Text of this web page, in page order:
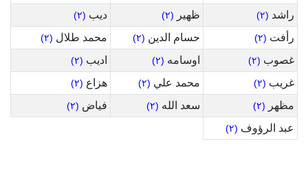
راشد (٢) ظهير (٢) ديب (٢)
رأفت (٢) حسام الدين (٢) محمد طلال (٢)
غصوب (٢) اوسامه (٢) اديب (٢)
غريب (٢) محمد علي (٢) هزاع (٢)
مظهر (٢) سعد الله (٢) فياض (٢)
عبد الرؤوف (٢)